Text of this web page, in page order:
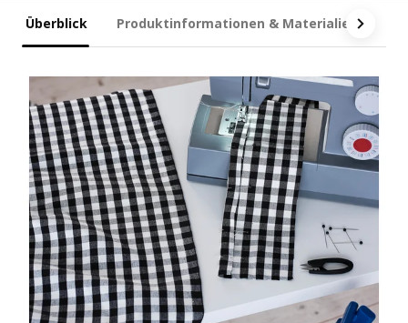
Überblick Produktinformationen & Materialien